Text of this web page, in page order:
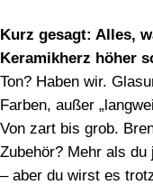
Kurz gesagt: Alles,
Keramikherz höher
Ton? Haben wir.
Farben, außer
Von zart bis grob.
Zubehör? Mehr als
– aber du wirst es